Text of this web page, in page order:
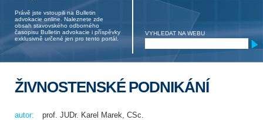
Právě jste vstoupili na Bulletin
advokacie online. Naleznete zde
obsah stavovského odborného
časopisu Bulletin advokacie i příspěvky
exklusivně určené jen pro tento portál.
VYHLEDAT NA WEBU
ŽIVNOSTENSKÉ PODNIKÁNÍ
autor:
prof. JUDr. Karel Marek, CSc.